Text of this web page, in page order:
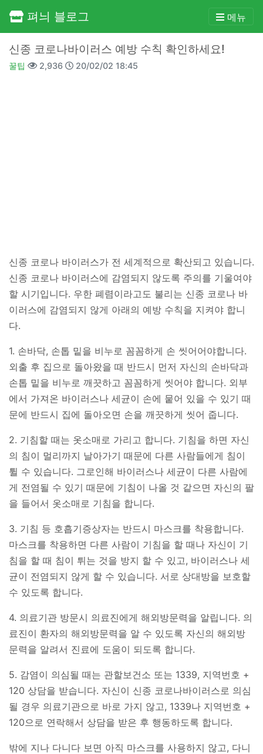
펴늬 블로그 메뉴
신종 코로나바이러스 예방 수칙 확인하세요!
꿀팁 2,936 20/02/02 18:45
신종 코로나 바이러스가 전 세계적으로 확산되고 있습니다.
신종 코로나 바이러스에 감염되지 않도록 주의를 기울여야
할 시기입니다. 우한 폐렴이라고도 불리는 신종 코로나 바
이러스에 감염되지 않게 아래의 예방 수칙을 지켜야 합니
다.
1. 손바닥, 손톱 밑을 비누로 꼼꼼하게 손 씻어어야합니다.
외출 후 집으로 돌아왔을 때 반드시 먼저 자신의 손바닥과
손톱 밑을 비누로 깨끗하고 꼼꼼하게 씻어야 합니다. 외부
에서 가져온 바이러스나 세균이 손에 뭍어 있을 수 있기 때
문에 반드시 집에 돌아오면 손을 깨끗하게 씻어 줍니다.
2. 기침할 때는 옷소매로 가리고 합니다. 기침을 하면 자신
의 침이 멀리까지 날아가기 때문에 다른 사람들에게 침이
튈 수 있습니다. 그로인해 바이러스나 세균이 다른 사람에
게 전염될 수 있기 때문에 기침이 나올 것 같으면 자신의 팔
을 들어서 옷소매로 기침을 합니다.
3. 기침 등 호흡기증상자는 반드시 마스크를 착용합니다.
마스크를 착용하면 다른 사람이 기침을 할 때나 자신이 기
침을 할 때 침이 튀는 것을 방지 할 수 있고, 바이러스나 세
균이 전염되지 않게 할 수 있습니다. 서로 상대방을 보호할
수 있도록 합니다.
4. 의료기관 방문시 의료진에게 해외방문력을 알립니다. 의
료진이 환자의 해외방문력을 알 수 있도록 자신의 해외방
문력을 알려서 진료에 도움이 되도록 합니다.
5. 감염이 의심될 때는 관할보건소 또는 1339, 지역번호 +
120 상담을 받습니다. 자신이 신종 코로나바이러스로 의심
될 경우 의료기관으로 바로 가지 않고, 1339나 지역번호 +
120으로 연락해서 상담을 받은 후 행동하도록 합니다.
밖에 지나 다니다 보면 아직 마스크를 사용하지 않고, 다니